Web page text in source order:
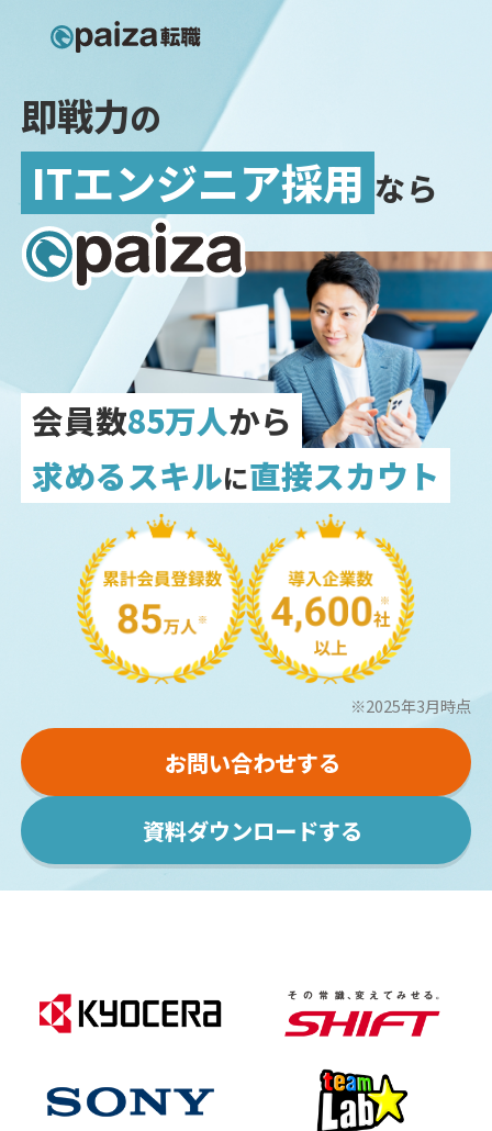
即戦力の
ITエンジニア採用 なら
会員数85万人から
求めるスキルに直接スカウト
お問い合わせする
資料ダウンロードする
※2025年3月時点